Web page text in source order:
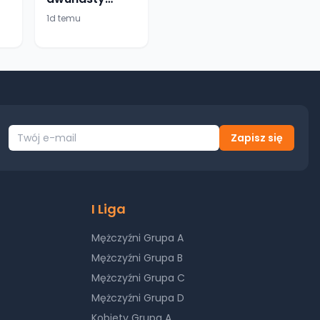
stolicą
1d temu
Zapisz się
I Liga
Mężczyźni Grupa A
Mężczyźni Grupa B
Mężczyźni Grupa C
Mężczyźni Grupa D